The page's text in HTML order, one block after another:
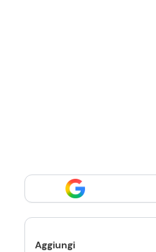
Aggiungi